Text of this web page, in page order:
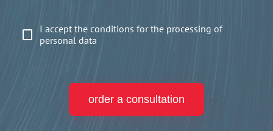
I accept the conditions for the processing of
personal data
order a consultation